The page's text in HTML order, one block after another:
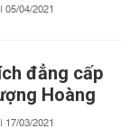
05/04/2021
đẳng cấp
Hoàng
17/03/2021